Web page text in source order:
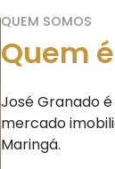
QUEM SOMOS
Quem
José Granado
mercado
Maringá.